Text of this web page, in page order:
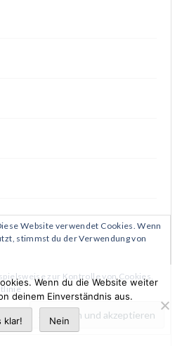
Website verwendet Cookies. Wenn
stimmst du der Verwendung von
zur Kontrolle von Cookies,
Wenn du die Website weiter
deinem Einverständnis aus.
klar! Nein